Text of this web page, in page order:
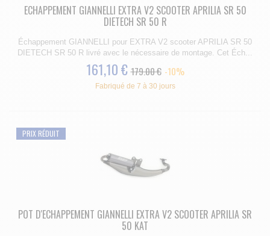
ECHAPPEMENT GIANNELLI EXTRA V2 SCOOTER APRILIA SR 50
DIETECH SR 50 R
Échappement GIANNELLI pour EXTRA V2 scooter APRILIA SR 50
DIETECH SR 50 R livré avec le nécessaire de montage. Cet Éch...
161,10 € 179.00 € -10%
Fabriqué de 7 à 30 jours
PRIX RÉDUIT
POT D'ECHAPPEMENT GIANNELLI EXTRA V2 SCOOTER APRILIA SR
50 KAT